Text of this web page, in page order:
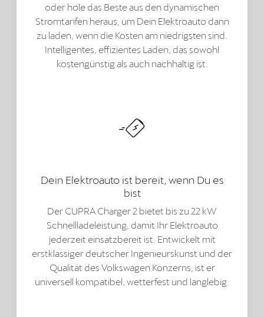
oder hole das Beste aus den dynamischen
Stromtarifen heraus, um Dein Elektroauto dann
zu laden, wenn die Kosten am niedrigsten sind.
Intelligentes, effizientes Laden, das sowohl
kostengünstig als auch nachhaltig ist.
Dein Elektroauto ist bereit, wenn Du es
bist
Der CUPRA Charger 2 bietet bis zu 22 kW
Schnellladeleistung, damit Ihr Elektroauto
jederzeit einsatzbereit ist. Entwickelt mit
erstklassiger deutscher Ingenieurskunst und der
Qualität des Volkswagen Konzerns, ist er
universell kompatibel, wetterfest und langlebig.